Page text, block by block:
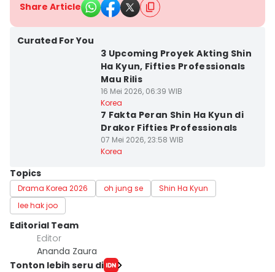
Share Article
Curated For You
3 Upcoming Proyek Akting Shin
Ha Kyun, Fifties Professionals
Mau Rilis
16 Mei 2026, 06:39 WIB
Korea
7 Fakta Peran Shin Ha Kyun di
Drakor Fifties Professionals
07 Mei 2026, 23:58 WIB
Korea
Topics
Drama Korea 2026 oh jung se
Shin Ha Kyun
lee hak joo
Editorial Team
Editor
Ananda Zaura
Tonton lebih seru di